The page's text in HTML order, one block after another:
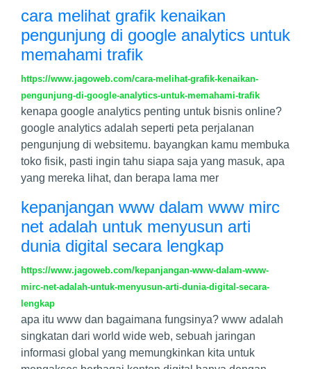
cara melihat grafik kenaikan
pengunjung di google analytics untuk
memahami trafik
https://www.jagoweb.com/cara-melihat-grafik-kenaikan-
pengunjung-di-google-analytics-untuk-memahami-trafik
kenapa google analytics penting untuk bisnis online?
google analytics adalah seperti peta perjalanan
pengunjung di websitemu. bayangkan kamu membuka
toko fisik, pasti ingin tahu siapa saja yang masuk, apa
yang mereka lihat, dan berapa lama mer
kepanjangan www dalam www mirc
net adalah untuk menyusun arti
dunia digital secara lengkap
https://www.jagoweb.com/kepanjangan-www-dalam-www-
mirc-net-adalah-untuk-menyusun-arti-dunia-digital-secara-
lengkap
apa itu www dan bagaimana fungsinya? www adalah
singkatan dari world wide web, sebuah jaringan
informasi global yang memungkinkan kita untuk